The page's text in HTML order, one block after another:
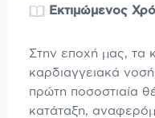
Εκτιμώμενος
Στην εποχή μας, τα
καρδιαγγειακά
πρώτη ποσοστιαία
κατάταξη,